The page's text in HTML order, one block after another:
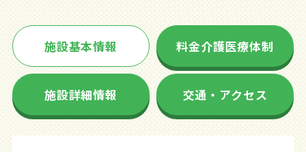
施設基本情報 料金介護医療体制
施設詳細情報 交通・アクセス